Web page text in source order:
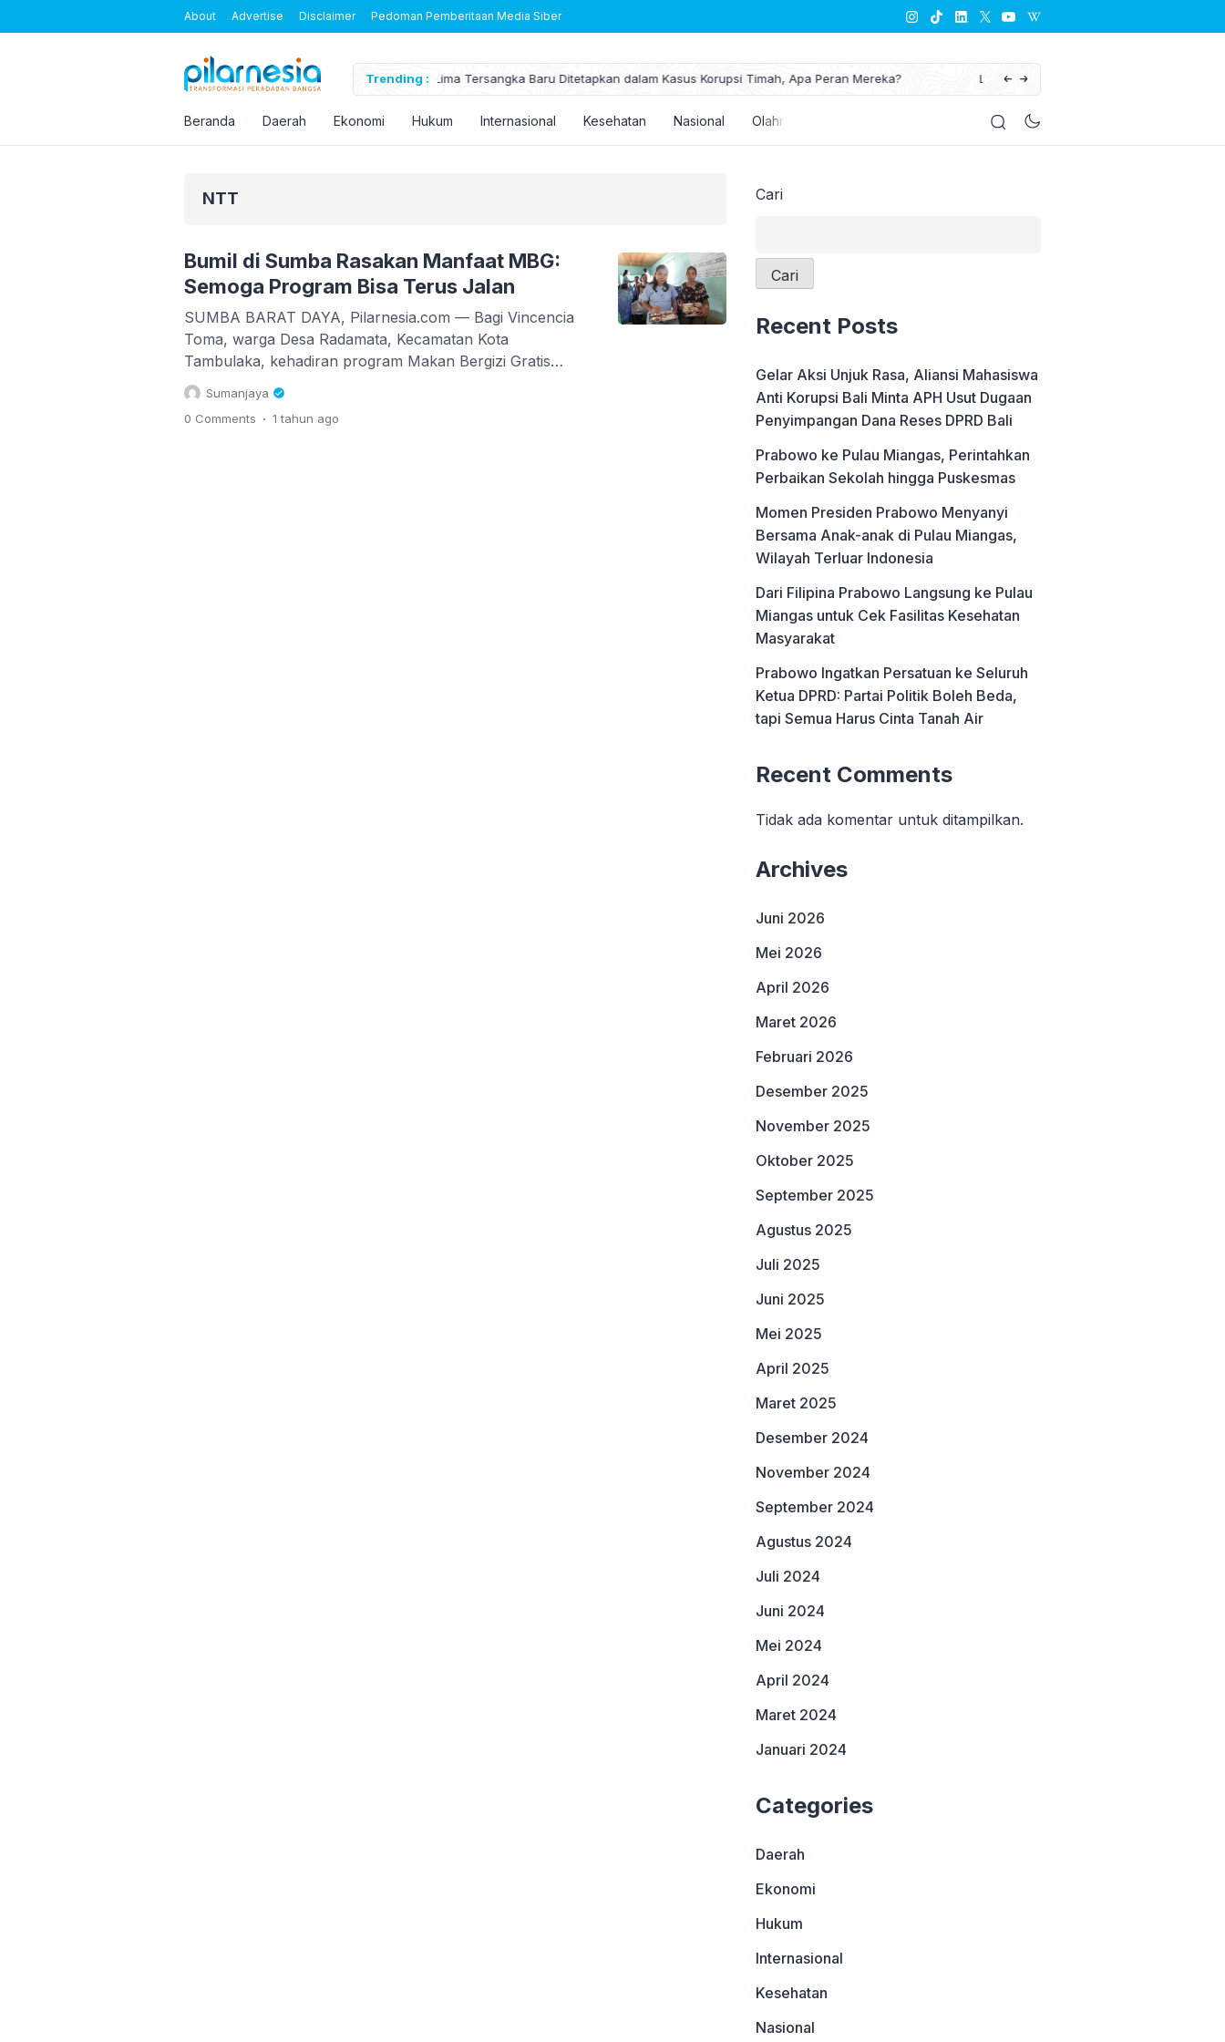
About Advertise Disclaimer Pedoman Pemberitaan Media Siber
Trending :
Lima Tersangka Baru Ditetapkan dalam Kasus Korupsi Timah, Apa Peran Mereka? Lotte Chemical Berinvestasi di Pabrik Baru: Stimulus Baru bagi Industri Manufaktur
Beranda Daerah Ekonomi Hukum Internasional Kesehatan Nasional Olahraga
NTT
Bumil di Sumba Rasakan Manfaat MBG:
Semoga Program Bisa Terus Jalan
SUMBA BARAT DAYA, Pilarnesia.com — Bagi Vincencia
Toma, warga Desa Radamata, Kecamatan Kota
Tambulaka, kehadiran program Makan Bergizi Gratis
(MBG) membawa perubahan nyata dalam kehidupan
sehari-hari. Ibu hamil dari seorang anak berusia empat
tahun ini mengaku merasakan langsung manfaat MBG
Sumanjaya
0 Comments . 1 tahun ago
Cari
Cari
Recent Posts
Gelar Aksi Unjuk Rasa, Aliansi Mahasiswa
Anti Korupsi Bali Minta APH Usut Dugaan
Penyimpangan Dana Reses DPRD Bali
Prabowo ke Pulau Miangas, Perintahkan
Perbaikan Sekolah hingga Puskesmas
Momen Presiden Prabowo Menyanyi
Bersama Anak-anak di Pulau Miangas,
Wilayah Terluar Indonesia
Dari Filipina Prabowo Langsung ke Pulau
Miangas untuk Cek Fasilitas Kesehatan
Masyarakat
Prabowo Ingatkan Persatuan ke Seluruh
Ketua DPRD: Partai Politik Boleh Beda,
tapi Semua Harus Cinta Tanah Air
Recent Comments
Tidak ada komentar untuk ditampilkan.
Archives
Juni 2026
Mei 2026
April 2026
Maret 2026
Februari 2026
Desember 2025
November 2025
Oktober 2025
September 2025
Agustus 2025
Juli 2025
Juni 2025
Mei 2025
April 2025
Maret 2025
Desember 2024
November 2024
September 2024
Agustus 2024
Juli 2024
Juni 2024
Mei 2024
April 2024
Maret 2024
Januari 2024
Categories
Daerah
Ekonomi
Hukum
Internasional
Kesehatan
Nasional